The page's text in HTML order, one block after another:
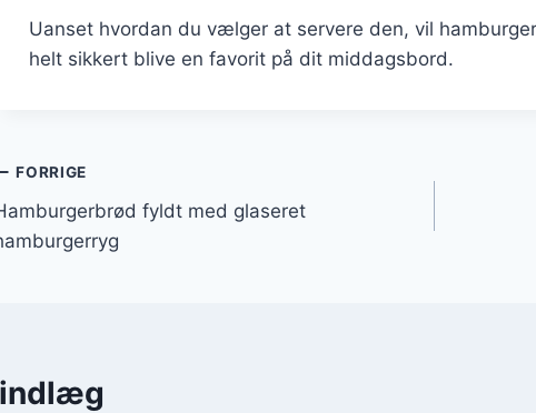
Uanset hvordan du vælger at servere den, vil
helt sikkert blive en favorit på dit middagsbord.
FORRIGE
fyldt med glaseret